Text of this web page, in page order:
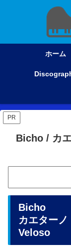
ホーム
PR
Bicho / カ
Bicho
カエター
Veloso